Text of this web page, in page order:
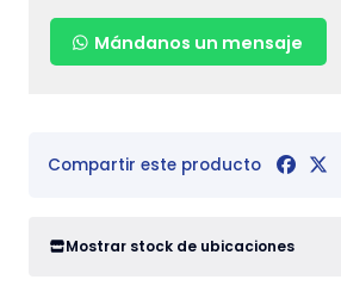
Mándanos un mensaje
Compartir este producto
Mostrar stock de ubicaciones